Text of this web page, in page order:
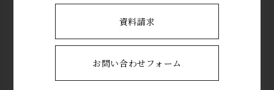
資料請求
お問い合わせフォーム